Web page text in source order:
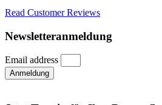
Read Customer Reviews
Newsletteranmeldung
Email address
Anmeldung